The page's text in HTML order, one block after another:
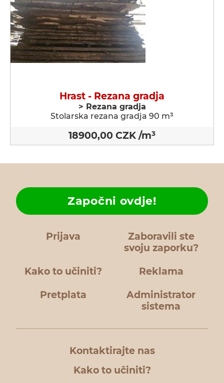
Hrast - Rezana gradja
> Rezana gradja
Stolarska rezana gradja 90 m³
18900,00 CZK /m³
Prijava
Zaboravili ste
svoju zaporku?
Kako to učiniti?
Započni ovdje!
Reklama
Pretplata
Administrator
sistema
Kontaktirajte nas
Kako to učiniti?